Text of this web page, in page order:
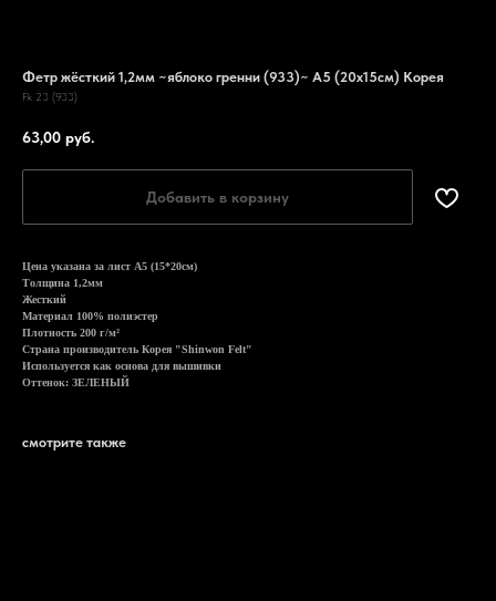
Фетр жёсткий 1,2мм ~яблоко гренни (933)~ А5 (20х15см) Корея
Fk 23 (933)
63,00 руб.
Добавить в корзину
Цена указана за лист А5 (15*20см)
Толщина 1,2мм
Жесткий
Материал 100% полиэстер
Плотность 200 г/м²
Страна производитель Корея "Shinwon Felt"
Используется как основа для вышивки
Оттенок: ЗЕЛЕНЫЙ
смотрите также